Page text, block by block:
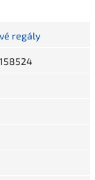
regály